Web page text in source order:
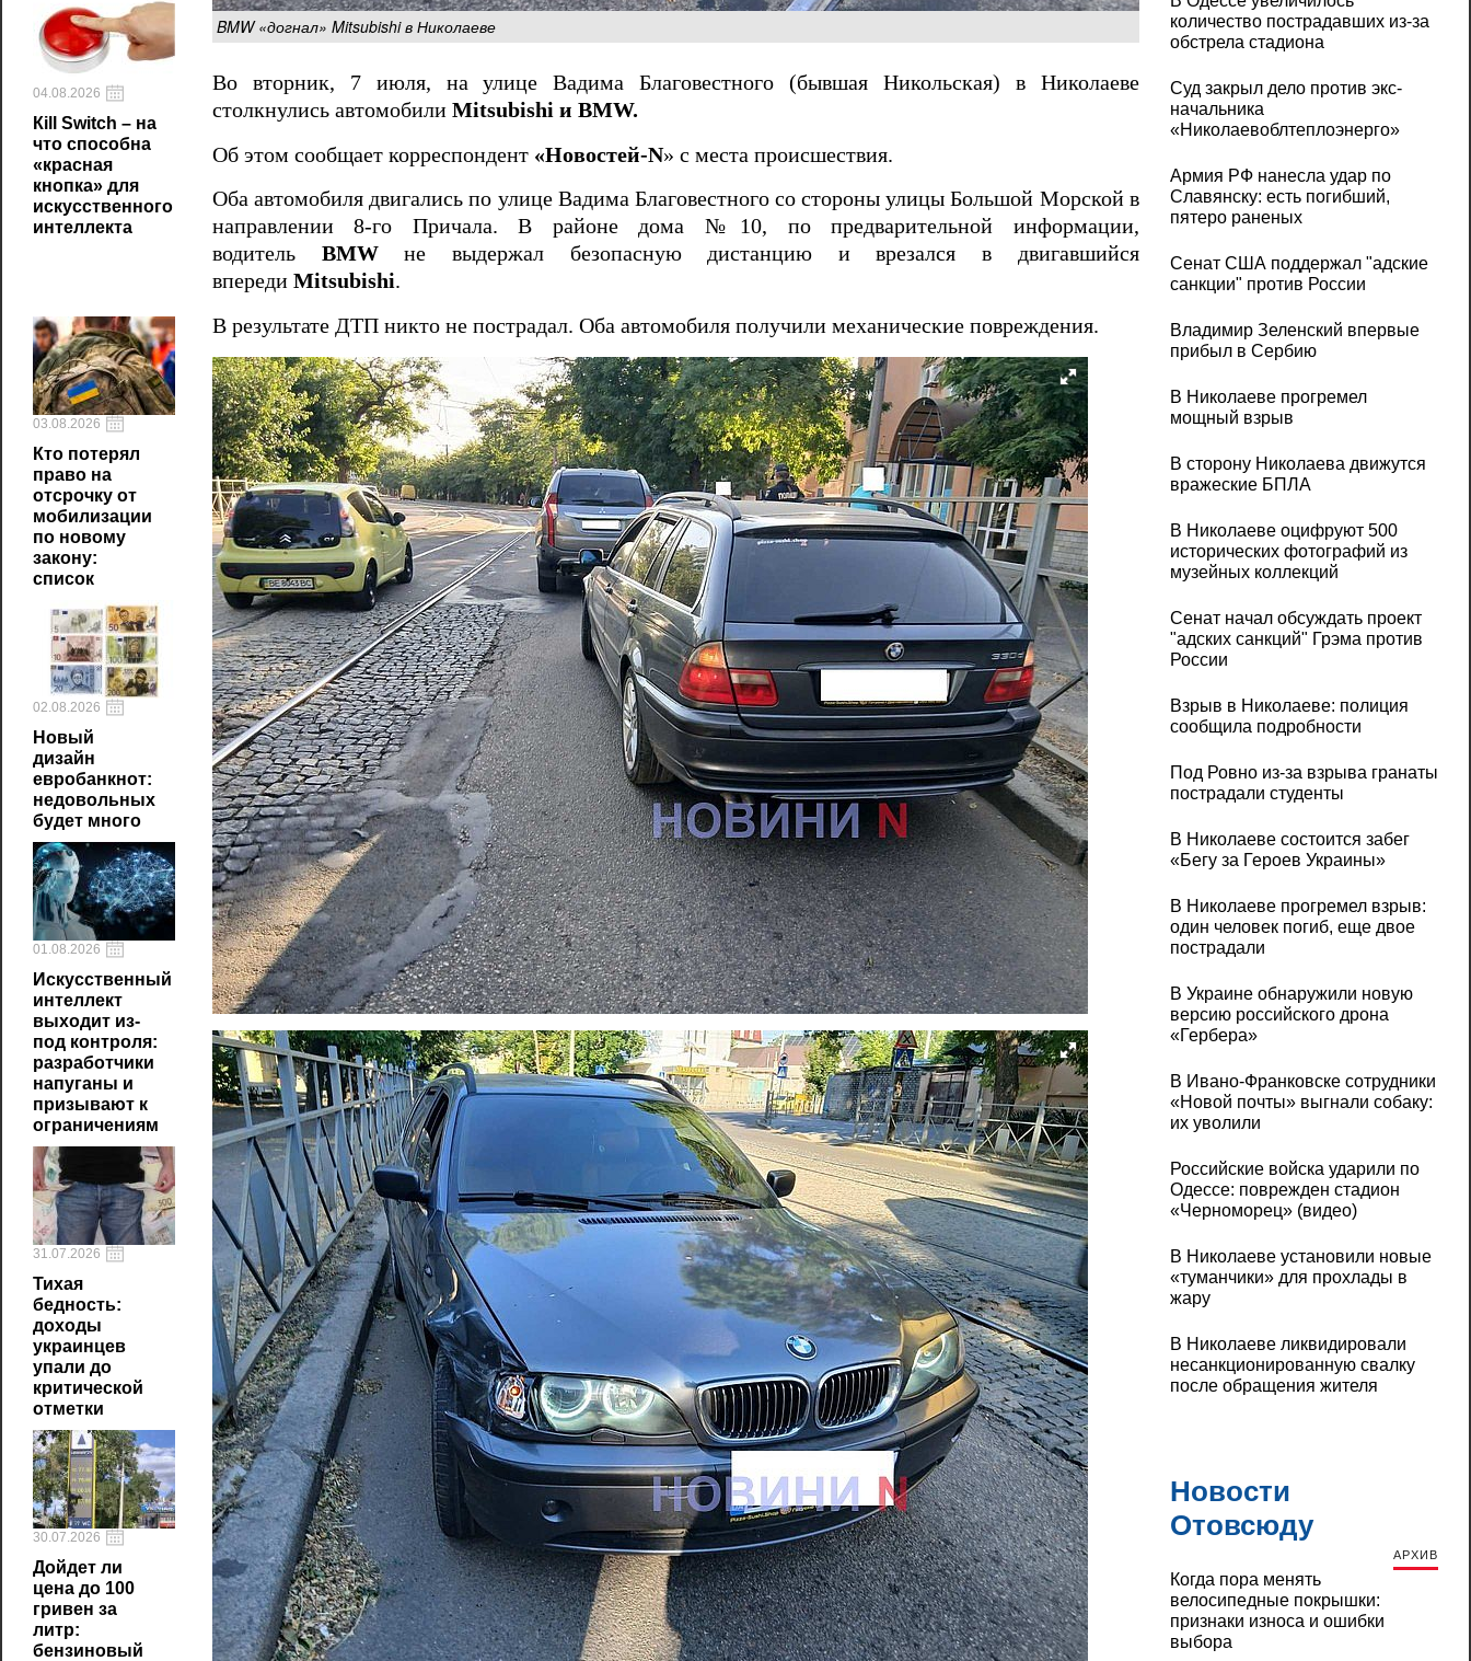
04.08.2026
Кill Switch – на
что способна
«красная
кнопка» для
искусственного
интеллекта
03.08.2026
Кто потерял
право на
отсрочку от
мобилизации
по новому
закону:
список
02.08.2026
Новый
дизайн
евробанкнот:
недовольных
будет много
01.08.2026
Искусственный
интеллект
выходит из-
под контроля:
разработчики
напуганы и
призывают к
ограничениям
31.07.2026
Тихая
бедность:
доходы
украинцев
упали до
критической
отметки
30.07.2026
Дойдет ли
цена до 100
гривен за
литр:
бензиновый
BMW «догнал» Mitsubishi в Николаеве
Во вторник, 7 июля, на улице Вадима Благовестного (бывшая Никольская) в Николаеве
столкнулись автомобили Mitsubishi и BMW.
Об этом сообщает корреспондент «Новостей-N» с места происшествия.
Оба автомобиля двигались по улице Вадима Благовестного со стороны улицы Большой Морской в
направлении 8-го Причала. В районе дома №10, по предварительной информации,
водитель BMWне выдержал безопасную дистанцию и врезался в двигавшийся
впереди Mitsubishi.
В результате ДТП никто не пострадал. Оба автомобиля получили механические повреждения.
количество пострадавших из-за
обстрела стадиона
Суд закрыл дело против экс-
начальника
«Николаевоблтеплоэнерго»
Армия РФ нанесла удар по
Славянску: есть погибший,
пятеро раненых
Сенат США поддержал "адские
санкции" против России
Владимир Зеленский впервые
прибыл в Сербию
В Николаеве прогремел
мощный взрыв
В сторону Николаева движутся
вражеские БПЛА
В Николаеве оцифруют 500
исторических фотографий из
музейных коллекций
Сенат начал обсуждать проект
"адских санкций" Грэма против
России
Взрыв в Николаеве: полиция
сообщила подробности
Под Ровно из-за взрыва гранаты
пострадали студенты
В Николаеве состоится забег
«Бегу за Героев Украины»
В Николаеве прогремел взрыв:
один человек погиб, еще двое
пострадали
В Украине обнаружили новую
версию российского дрона
«Гербера»
В Ивано-Франковске сотрудники
«Новой почты» выгнали собаку:
их уволили
Российские войска ударили по
Одессе: поврежден стадион
«Черноморец» (видео)
В Николаеве установили новые
«туманчики» для прохлады в
жару
В Николаеве ликвидировали
несанкционированную свалку
после обращения жителя
Новости
Отовсюду
АРХИВ
Когда пора менять
велосипедные покрышки:
признаки износа и ошибки
выбора